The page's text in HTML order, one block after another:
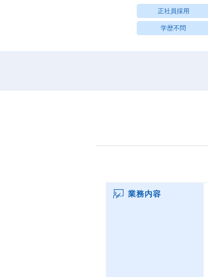
正社員採用
学歴不問
業務内容